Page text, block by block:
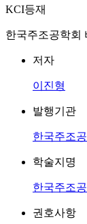
KCI등재
한국주조공학회
저자
이진형
발행기관
한국주조
학술지명
한국주조
권호사항